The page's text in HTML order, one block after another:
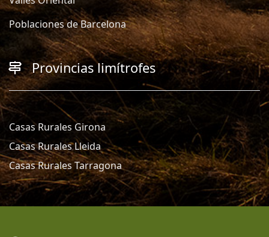
Poblaciones de Barcelona
Provincias limítrofes
Casas Rurales Girona
Casas Rurales Lleida
Casas Rurales Tarragona